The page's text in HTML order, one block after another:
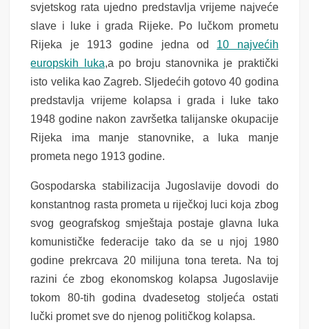
svjetskog rata ujedno predstavlja vrijeme najveće
slave i luke i grada Rijeke. Po lučkom prometu
Rijeka je 1913 godine jedna od 10 najvećih
europskih luka,a po broju stanovnika je praktički
isto velika kao Zagreb. Sljedećih gotovo 40 godina
predstavlja vrijeme kolapsa i grada i luke tako
1948 godine nakon završetka talijanske okupacije
Rijeka ima manje stanovnike, a luka manje
prometa nego 1913 godine.
Gospodarska stabilizacija Jugoslavije dovodi do
konstantnog rasta prometa u riječkoj luci koja zbog
svog geografskog smještaja postaje glavna luka
komunističke federacije tako da se u njoj 1980
godine prekrcava 20 milijuna tona tereta. Na toj
razini će zbog ekonomskog kolapsa Jugoslavije
tokom 80-tih godina dvadesetog stoljeća ostati
lučki promet sve do njenog političkog kolapsa.